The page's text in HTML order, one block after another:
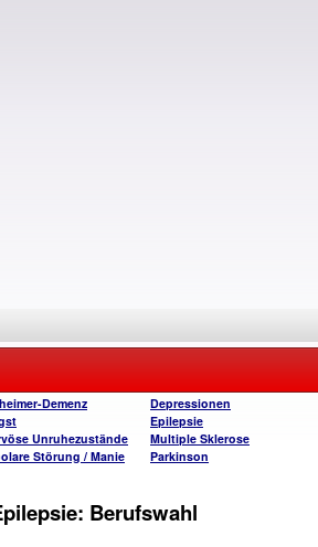
Demenz
Unruhezustände
Störung / Manie
Depressionen
Epilepsie
Multiple Sklerose
Parkinson
Berufswahl